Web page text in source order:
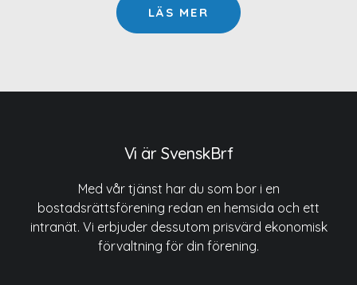
LÄS MER
Vi är SvenskBrf
Med vår tjänst har du som bor i en
bostadsrättsförening redan en hemsida och ett
intranät. Vi erbjuder dessutom prisvärd ekonomisk
förvaltning för din förening.